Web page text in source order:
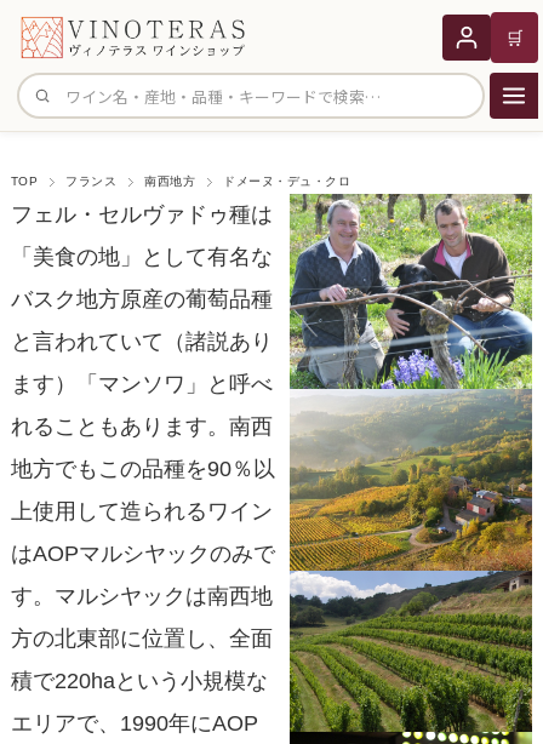
サイト内検索
🛒
TOP フランス 南西地方 ドメーヌ・デュ・クロ
フェル・セルヴァドゥ種は
「美食の地」として有名な
バスク地方原産の葡萄品種
と言われていて（諸説あり
ます）「マンソワ」と呼べ
れることもあります。南西
地方でもこの品種を90％以
上使用して造られるワイン
はAOPマルシヤックのみで
す。マルシヤックは南西地
方の北東部に位置し、全面
積で220haという小規模な
エリアで、1990年にAOP